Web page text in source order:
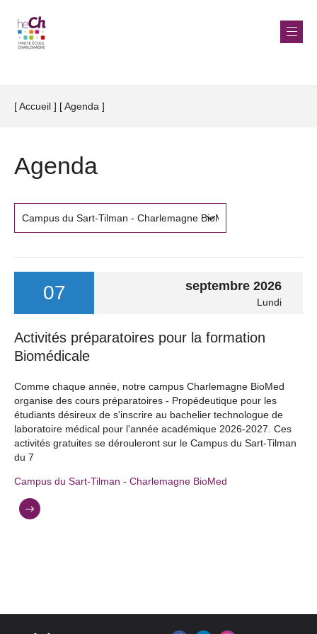
Fil
Accueil Agenda
Agenda
07 septembre 2026
Lundi
Activités préparatoires pour la formation
Biomédicale
Comme chaque année, notre campus Charlemagne BioMed
organise des cours préparatoires - Propédeutique pour les
étudiants désireux de s'inscrire au bachelier technologue de
laboratoire médical pour l'année académique 2026-2027. Ces
activités gratuites se dérouleront sur le Campus du Sart-Tilman
du 7
Campus du Sart-Tilman - Charlemagne BioMed